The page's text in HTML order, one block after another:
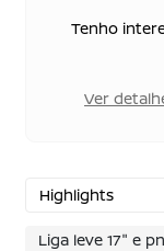
Tenho
Ver
Highlights
Liga leve 17" e